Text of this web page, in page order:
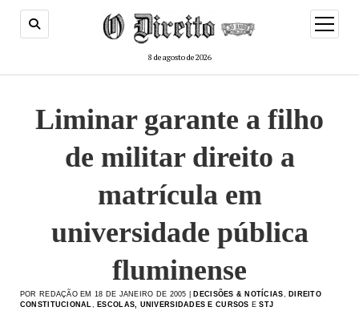
8 de agosto de 2026
menu
de
Liminar garante a filho
de militar direito a
matrícula em
universidade pública
fluminense
POR REDAÇÃO EM 18 DE JANEIRO DE 2005 | DECISÕES & NOTÍCIAS
DIREITO
CONSTITUCIONAL
ESCOLAS, UNIVERSIDADES E CURSOS ESTJ